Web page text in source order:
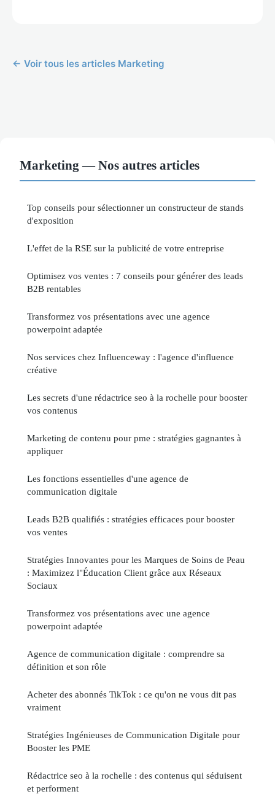
← Voir tous les articles Marketing
Marketing — Nos autres articles
Top conseils pour sélectionner un constructeur de stands
d'exposition
L'effet de la RSE sur la publicité de votre entreprise
Optimisez vos ventes : 7 conseils pour générer des leads
B2B rentables
Transformez vos présentations avec une agence
powerpoint adaptée
Nos services chez Influenceway : l'agence d'influence
créative
Les secrets d'une rédactrice seo à la rochelle pour booster
vos contenus
Marketing de contenu pour pme : stratégies gagnantes à
appliquer
Les fonctions essentielles d'une agence de
communication digitale
Leads B2B qualifiés : stratégies efficaces pour booster
vos ventes
Stratégies Innovantes pour les Marques de Soins de Peau
: Maximizez l"Éducation Client grâce aux Réseaux
Sociaux
Transformez vos présentations avec une agence
powerpoint adaptée
Agence de communication digitale : comprendre sa
définition et son rôle
Acheter des abonnés TikTok : ce qu'on ne vous dit pas
vraiment
Stratégies Ingénieuses de Communication Digitale pour
Booster les PME
Rédactrice seo à la rochelle : des contenus qui séduisent
et performent